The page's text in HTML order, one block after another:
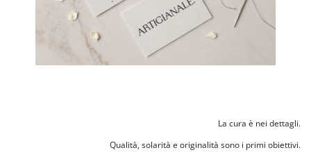
La cura è nei dettagli.
Qualità, solarità e originalità sono i primi obiettivi.